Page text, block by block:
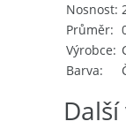
Nosnost
Průměr
Výrobce
Barva